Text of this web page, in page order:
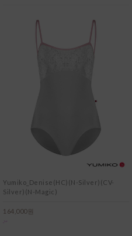
Yumiko_Denise(HC)(N-Silver)(CV-
Silver)(N-Magic)
164,000원